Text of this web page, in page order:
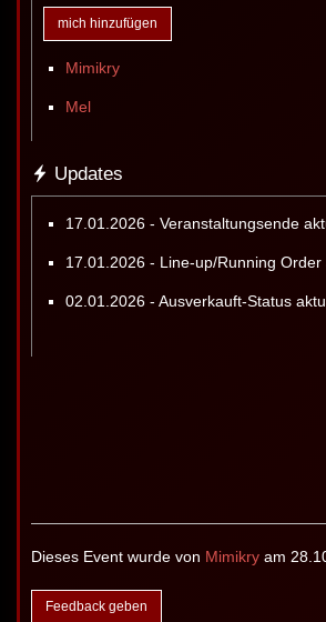
mich hinzufügen
Mimikry
Mel
Updates
17.01.2026 - Veranstaltungsende
17.01.2026 - Line-up/Running Order
02.01.2026 - Ausverkauft-Status
Dieses Event wurde von Mimikry am
Feedback geben